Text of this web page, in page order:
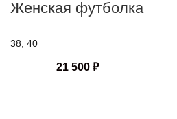
Женская футболка
38, 40
21 500 ₽